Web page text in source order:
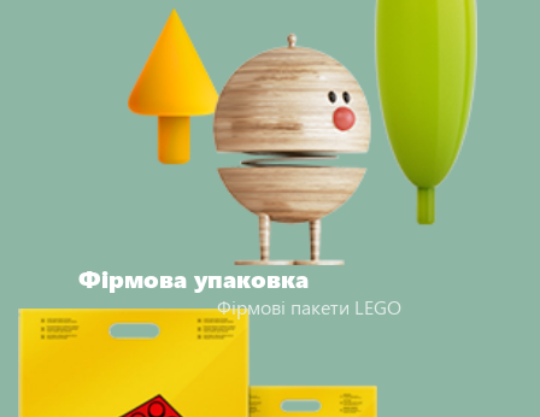
Фірмова упаковка
Фірмові пакети LEGO